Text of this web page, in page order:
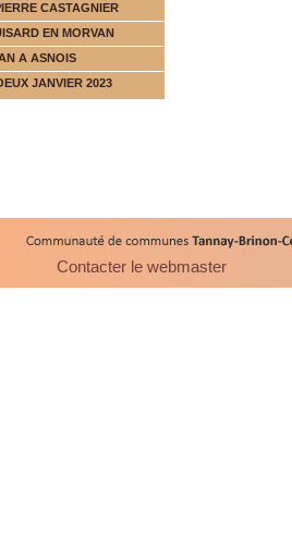
CASTAGNIER
EN MORVAN
A ASNOIS
JANVIER 2023
Contacter le webmaster